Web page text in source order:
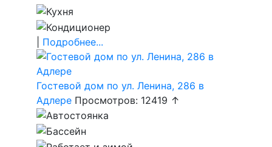
Подробнее...
Гостевой дом по ул. Ленина, 286 в
Адлере Просмотров: 12419 ↑